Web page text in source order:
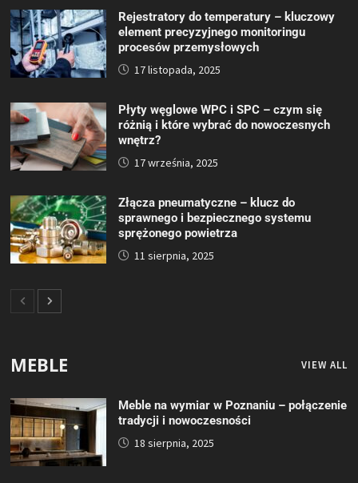
Rejestratory do temperatury – kluczowy
element precyzyjnego monitoringu
procesów przemysłowych
17 listopada, 2025
Płyty węglowe WPC i SPC – czym się
różnią i które wybrać do nowoczesnych
wnętrz?
17 września, 2025
Złącza pneumatyczne – klucz do
sprawnego i bezpiecznego systemu
sprężonego powietrza
11 sierpnia, 2025
MEBLE VIEW ALL
Meble na wymiar w Poznaniu – połączenie
tradycji i nowoczesności
18 sierpnia, 2025